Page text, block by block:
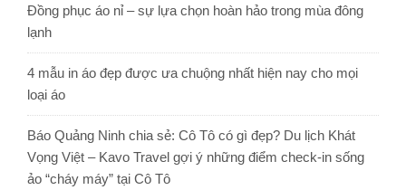
Đồng phục áo nỉ – sự lựa chọn hoàn hảo trong mùa đông
lạnh
4 mẫu in áo đẹp được ưa chuộng nhất hiện nay cho mọi
loại áo
Báo Quảng Ninh chia sẻ: Cô Tô có gì đẹp? Du lịch Khát
Vọng Việt – Kavo Travel gợi ý những điểm check-in sống
ảo “cháy máy” tại Cô Tô